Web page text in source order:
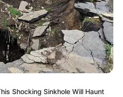
Shocking Sinkhole Will Haunt